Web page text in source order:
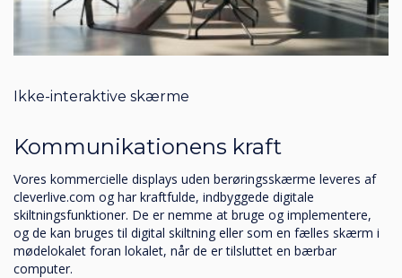
Ikke-interaktive skærme
Kommunikationens kraft
Vores kommercielle displays uden berøringsskærme leveres af
cleverlive.com og har kraftfulde, indbyggede digitale
skiltningsfunktioner. De er nemme at bruge og implementere,
og de kan bruges til digital skiltning eller som en fælles skærm i
mødelokalet foran lokalet, når de er tilsluttet en bærbar
computer.